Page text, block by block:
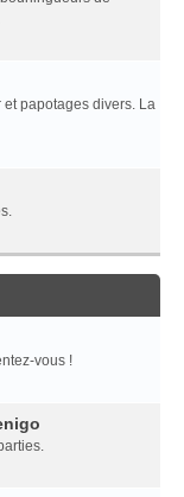
papotages divers. La
vous !